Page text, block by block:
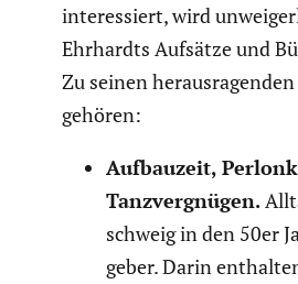
inter­es­siert, wird
Ehrhardts Aufsätze und
Zu seinen
gehören:
Aufbau­zeit,
Tanzver­gnügen.
schweig in den 50er
geber. Darin